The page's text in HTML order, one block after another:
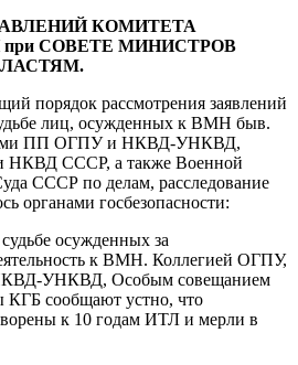
КОМИТЕТА
СОВЕТЕ МИНИСТРОВ
порядок рассмотрения заявлений
лиц, осужденных к ВМН быв.
ПП ОГПУ и НКВД-УНКВД,
НКВД СССР, а также Военной
СССР по делам, расследование
органами госбезопасности:
осужденных за
к ВМН. Коллегией ОГПУ,
УНКВД, Особым совещанием
сообщают устно, что
к 10 годам ИТЛ и мерли в